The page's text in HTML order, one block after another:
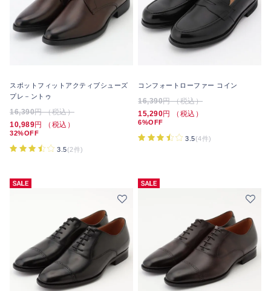
スポットフィットアクティブシューズ
プレ－ントゥ
16,390円 （税込）
10,989円 （税込）
32%OFF
3.5(2件)
コンフォートローファー コイン
16,390円 （税込）
15,290円 （税込）
6%OFF
3.5(4件)